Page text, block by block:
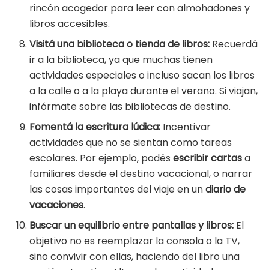
rincón acogedor para leer con almohadones y
libros accesibles.
Visitá una biblioteca o tienda de libros: Recuerdá
ir a la biblioteca, ya que muchas tienen
actividades especiales o incluso sacan los libros
a la calle o a la playa durante el verano. Si viajan,
infórmate sobre las bibliotecas de destino.
Fomentá la escritura lúdica: Incentivar
actividades que no se sientan como tareas
escolares. Por ejemplo, podésescribir cartasa
familiares desde el destino vacacional, o narrar
las cosas importantes del viaje en undiario de
vacaciones.
Buscar un equilibrio entre pantallas y libros: El
objetivo no es reemplazar la consola o la TV,
sino convivir con ellas, haciendo del libro una